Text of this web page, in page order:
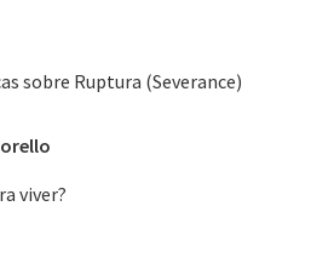
sobre Ruptura (Severance)
viver?